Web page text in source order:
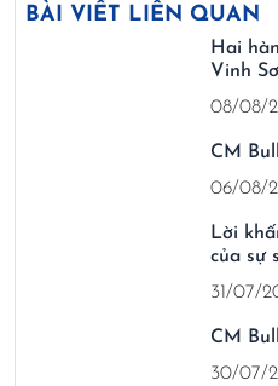
BÀI VIẾT LIÊN QUAN
Hai
Vinh
08/08/
CM
06/08/
Lời
của sự
31/07/
CM
30/07/